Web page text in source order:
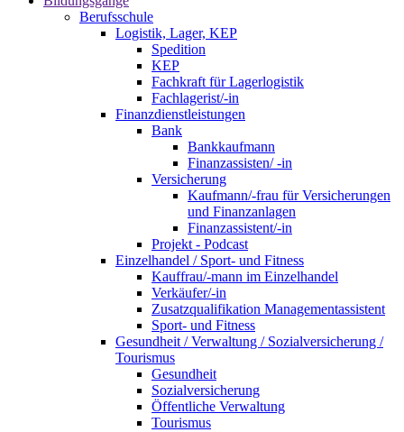
Berufsschule
Logistik, Lager, KEP
Spedition
KEP
Fachkraft für Lagerlogistik
Fachlagerist/-in
Finanzdienstleistungen
Bank
Bankkaufmann
Finanzassisten/ -in
Versicherung
Kaufmann/-frau für Versicherungen
und Finanzanlagen
Finanzassistent/-in
Projekt - Podcast
Einzelhandel / Sport- und Fitness
Kauffrau/-mann im Einzelhandel
Verkäufer/-in
Zusatzqualifikation Managementassistent
Sport- und Fitness
Gesundheit / Verwaltung / Sozialversicherung /
Tourismus
Gesundheit
Sozialversicherung
Öffentliche Verwaltung
Tourismus